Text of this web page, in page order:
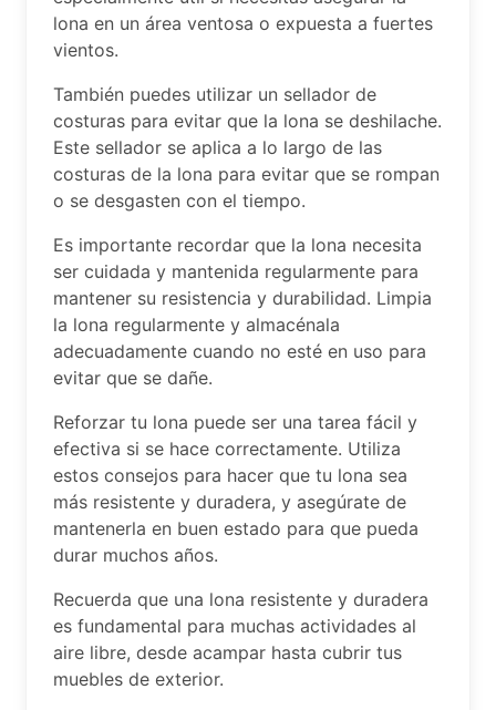
lona en un área ventosa o expuesta a fuertes
vientos.
También puedes utilizar un sellador de
costuras para evitar que la lona se deshilache.
Este sellador se aplica a lo largo de las
costuras de la lona para evitar que se rompan
o se desgasten con el tiempo.
Es importante recordar que la lona necesita
ser cuidada y mantenida regularmente para
mantener su resistencia y durabilidad. Limpia
la lona regularmente y almacénala
adecuadamente cuando no esté en uso para
evitar que se dañe.
Reforzar tu lona puede ser una tarea fácil y
efectiva si se hace correctamente. Utiliza
estos consejos para hacer que tu lona sea
más resistente y duradera, y asegúrate de
mantenerla en buen estado para que pueda
durar muchos años.
Recuerda que una lona resistente y duradera
es fundamental para muchas actividades al
aire libre, desde acampar hasta cubrir tus
muebles de exterior.